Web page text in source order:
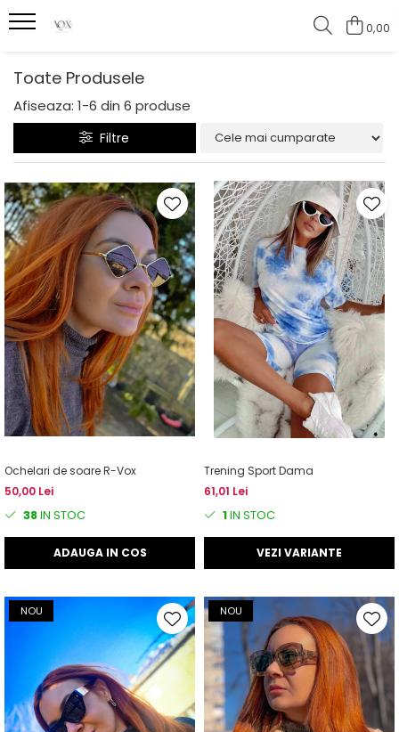
0,00
Toate Produsele
Afiseaza: 1-6 din 6 produse
Filtre
Ochelari de soare R-Vox
50,00 Lei
38IN STOC
ADAUGA IN COS
Trening Sport Dama
61,01 Lei
1IN STOC
VEZI VARIANTE
NOU NOU